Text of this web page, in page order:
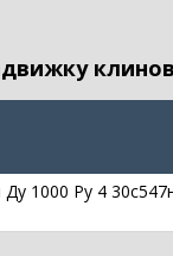
1000 Ру 4